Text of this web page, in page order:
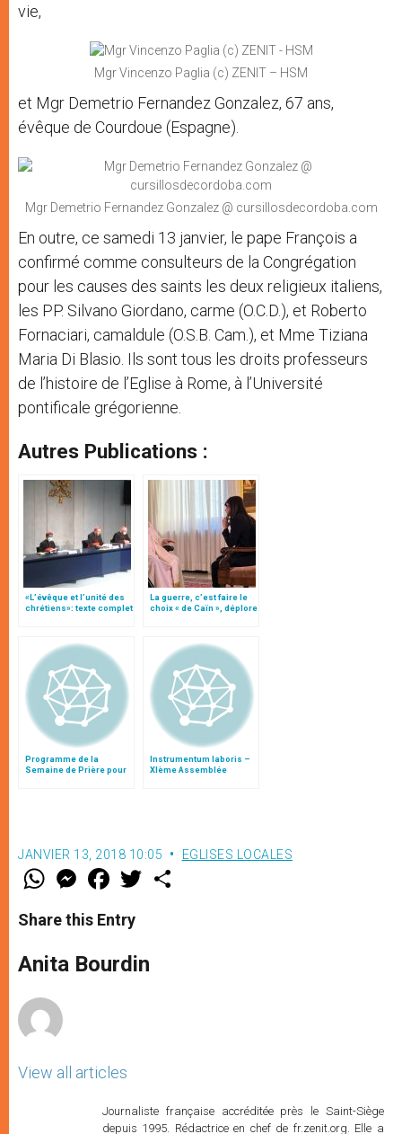
vie,
Mgr Vincenzo Paglia (c) ZENIT – HSM
et Mgr Demetrio Fernandez Gonzalez, 67 ans,
évêque de Courdoue (Espagne).
Mgr Demetrio Fernandez Gonzalez @ cursillosdecordoba.com
En outre, ce samedi 13 janvier, le pape François a
confirmé comme consulteurs de la Congrégation
pour les causes des saints les deux religieux italiens,
les PP. Silvano Giordano, carme (O.C.D.), et Roberto
Fornaciari, camaldule (O.S.B. Cam.), et Mme Tiziana
Maria Di Blasio. Ils sont tous les droits professeurs
de l’histoire de l’Eglise à Rome, à l’Université
pontificale grégorienne.
Autres Publications :
«L’évêque et l’unité des
chrétiens»: texte complet
La guerre, c’est faire le
choix « de Caïn », déplore
Programme de la
Semaine de Prière pour
Instrumentum laboris –
XIème Assemblée
JANVIER 13, 2018 10:05 EGLISES LOCALES
W
t
s
p
p
M
e
s
e
g
e
F
a
e
b
o
k
w
r
Share this Entry
Anita Bourdin
View all articles
Journaliste française accréditée près le Saint-Siège
depuis 1995. Rédactrice en chef de fr.zenit.org. Elle a